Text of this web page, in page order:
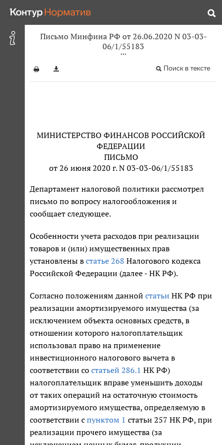
Письмо Минфина РФ от 26.06.2020 N 03-03-
06/1/55183
Поиск в тексте
МИНИСТЕРСТВО ФИНАНСОВ РОССИЙСКОЙ
ФЕДЕРАЦИИ
ПИСЬМО
от 26 июня 2020 г. N 03-03-06/1/55183
Департамент налоговой политики рассмотрел
письмо по вопросу налогообложения и
сообщает следующее.
Особенности учета расходов при реализации
товаров и (или) имущественных прав
установлены в статье 268 Налогового кодекса
Российской Федерации (далее - НК РФ).
Согласно положениям данной статьи НК РФ при
реализации амортизируемого имущества (за
исключением объекта основных средств, в
отношении которого налогоплательщик
использовал право на применение
инвестиционного налогового вычета в
соответствии со статьей 286.1 НК РФ)
налогоплательщик вправе уменьшить доходы
от таких операций на остаточную стоимость
амортизируемого имущества, определяемую в
соответствии с пунктом 1 статьи 257 НК РФ, при
реализации прочего имущества (за